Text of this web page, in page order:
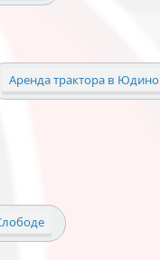
Аренда трактора в Юдино